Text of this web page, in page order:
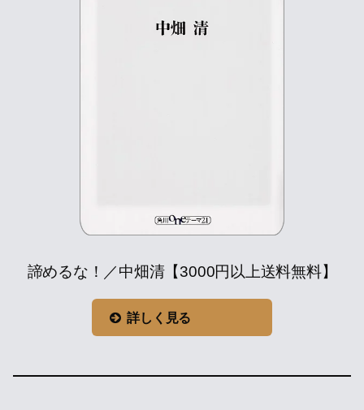
諦めるな！／中畑清【3000円以上送料無料】
詳しく見る